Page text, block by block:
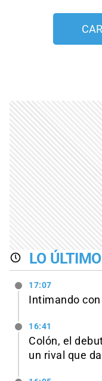
LO ÚLTIMO
17:07
Intimando
16:41
Colón, el
un rival que